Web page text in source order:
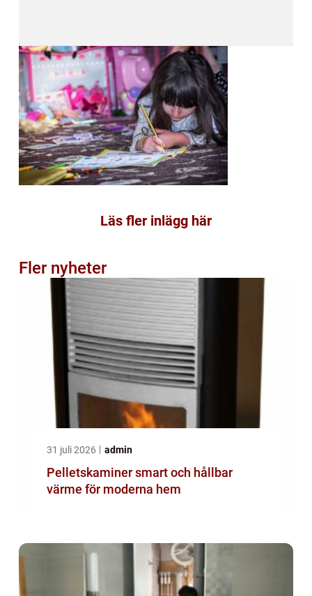
Läs fler inlägg här
Fler nyheter
31 juli 2026 admin
Pelletskaminer smart och hållbar
värme för moderna hem